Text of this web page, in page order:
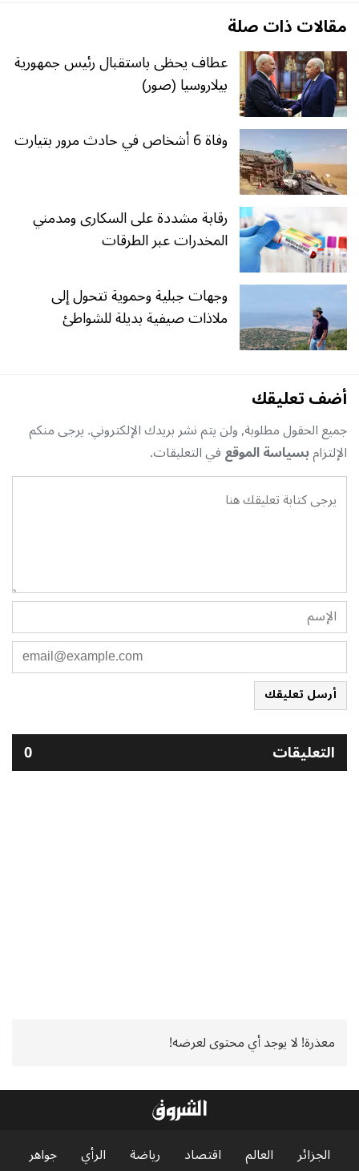
مقالات ذات صلة
عطاف يحظى باستقبال رئيس جمهورية
بيلاروسيا (صور)
وفاة 6 أشخاص في حادث مرور بتيارت
رقابة مشددة على السكارى ومدمني
المخدرات عبر الطرقات
وجهات جبلية وحموية تتحول إلى
ملاذات صيفية بديلة للشواطئ
أضف تعليقك
جميع الحقول مطلوبة, ولن يتم نشر بريدك الإلكتروني. يرجى منكم
الإلتزامبسياسة الموقعفي التعليقات.
أرسل تعليقك
التعليقات 0
معذرة! لا يوجد أي محتوى لعرضه!
الجزائر العالم اقتصاد رياضة الرأي جواهر